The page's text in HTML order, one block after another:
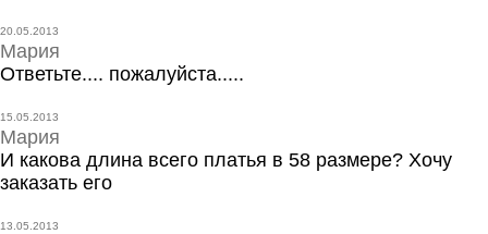
20.05.2013
Мария
Ответьте.... пожалуйста.....
15.05.2013
Мария
И какова длина всего платья в 58 размере? Хочу
заказать его
13.05.2013